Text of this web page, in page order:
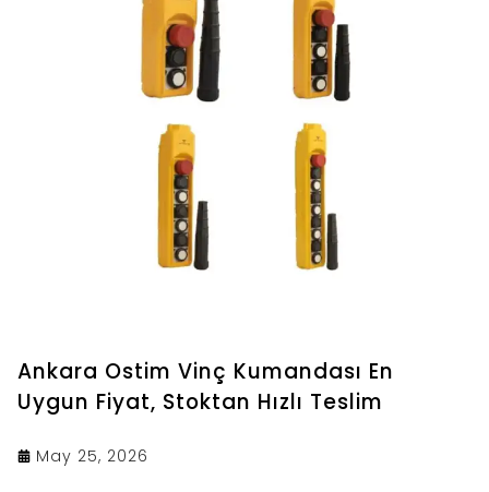
Ankara Ostim Vinç Kumandası En
Uygun Fiyat, Stoktan Hızlı Teslim
May 25, 2026